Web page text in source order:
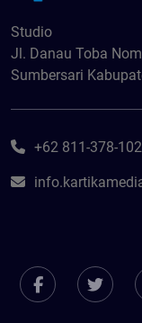
Studio
Jl. Danau Toba
Sumbersari
+62 811-378-